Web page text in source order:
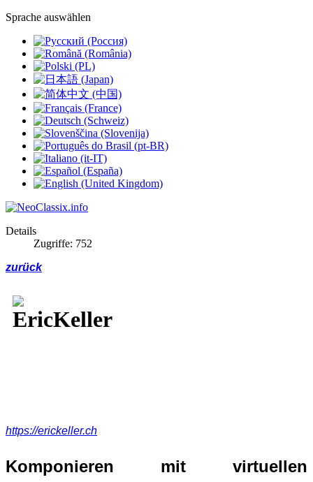
Sprache auswählen
Details
Zugriffe: 752
zurück
https://erickeller.ch
Komponieren mit virtuellen